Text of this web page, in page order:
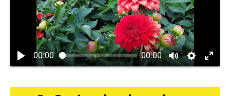
00:00 00:00